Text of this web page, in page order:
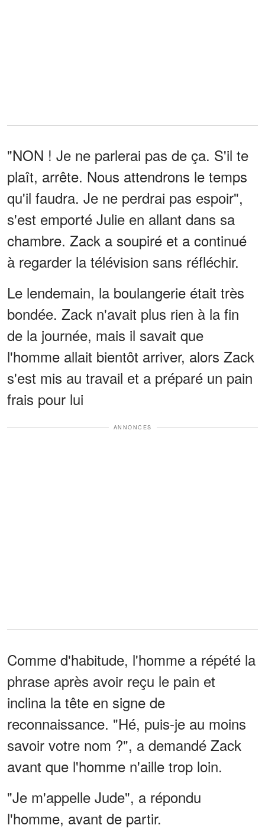
"NON ! Je ne parlerai pas de ça. S'il te
plaît, arrête. Nous attendrons le temps
qu'il faudra. Je ne perdrai pas espoir",
s'est emporté Julie en allant dans sa
chambre. Zack a soupiré et a continué
à regarder la télévision sans réfléchir.
Le lendemain, la boulangerie était très
bondée. Zack n'avait plus rien à la fin
de la journée, mais il savait que
l'homme allait bientôt arriver, alors Zack
s'est mis au travail et a préparé un pain
frais pour lui
ANNONCES
Comme d'habitude, l'homme a répété la
phrase après avoir reçu le pain et
inclina la tête en signe de
reconnaissance. "Hé, puis-je au moins
savoir votre nom ?", a demandé Zack
avant que l'homme n'aille trop loin.
"Je m'appelle Jude", a répondu
l'homme, avant de partir.